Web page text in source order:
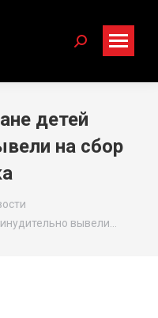
Search:
детей
на сбор
вывели…